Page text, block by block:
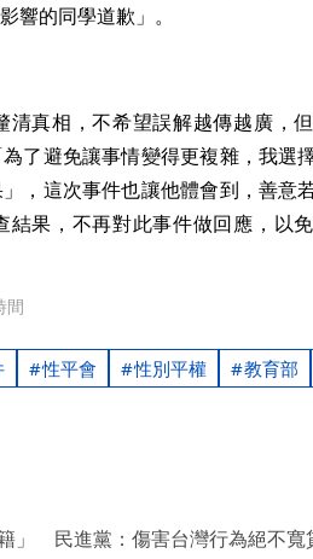
響的同學道歉」。
真相，不希望誤解越傳越廣，
了避免讓事情變得更複雜，我選
，這次事件也讓他體會到，善意
果，不再對此事件做回應，以
間
性平會 性別平權 教育部
」 民進黨：傷害台灣行為絕不寬